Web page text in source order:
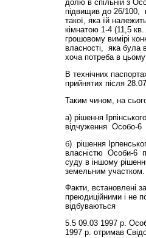
долю в спільній з
підвищив до 26/100,
такої, яка їй
кімнатою 1-4 (11,5
грошовому вимірі
власності, яка була
хоча потреба в
В технічних
прийнятих після
Таким чином, на
а) рішення
відчуження Особо-6
б) рішення
власністю Особи-6
суду в іншому
земельним участком.
Факти, встановлені
преюдиційними і не
відбуваються
5.5 09.03 1997 р.
1997 р. отримав